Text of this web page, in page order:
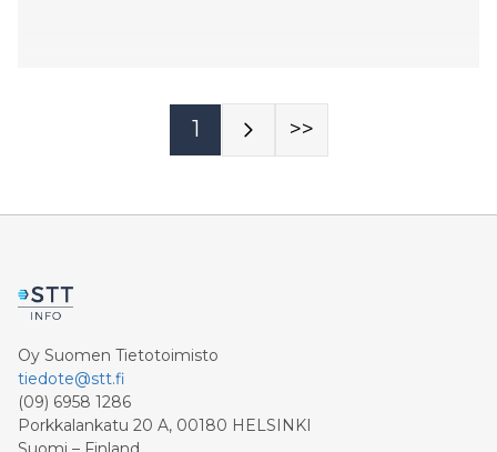
1 >>
Oy Suomen Tietotoimisto
tiedote@stt.fi
(09) 6958 1286
Porkkalankatu 20 A, 00180 HELSINKI